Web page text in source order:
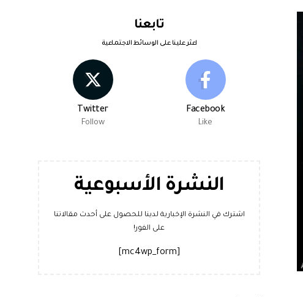
تابعنا
اعثر علينا على الوسائط الاجتماعية
Facebook
Like
Twitter
Follow
النشرة الأسبوعية
اشترك في النشرة الإخبارية لدينا للحصول على أحدث مقالاتنا
على الفور!
[mc4wp_form]